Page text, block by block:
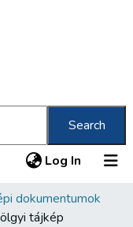
Search
Log In (current)
dokumentumok
tájkép